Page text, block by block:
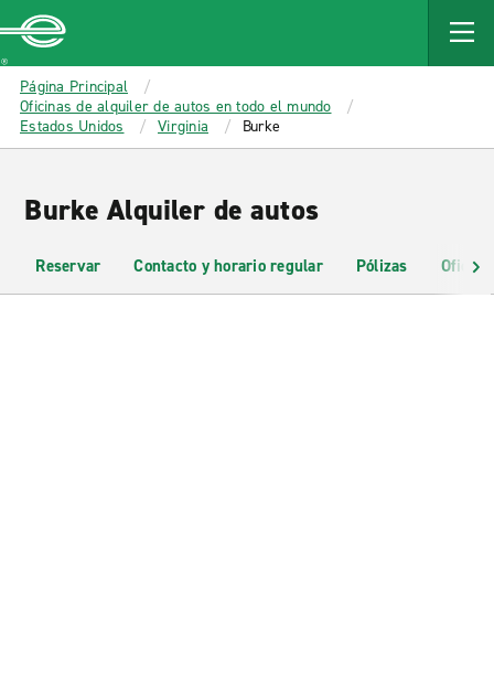
MAIN
CONTENT
Enterprise
Página Principal
Oficinas de alquiler de autos en todo el mundo
Estados Unidos
Virginia Burke
Burke Alquiler de autos
Reservar Contacto y horario regular Pólizas